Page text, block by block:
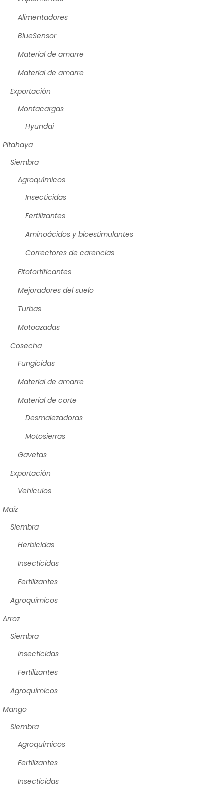
Alimentadores
BlueSensor
Material de amarre
Material de amarre
Exportación
Montacargas
Hyundai
Pitahaya
Siembra
Agroquímicos
Insecticidas
Fertilizantes
Aminoácidos y bioestimulantes
Correctores de carencias
Fitofortificantes
Mejoradores del suelo
Turbas
Motoazadas
Cosecha
Fungicidas
Material de amarre
Material de corte
Desmalezadoras
Motosierras
Gavetas
Exportación
Vehículos
Maíz
Siembra
Herbicidas
Insecticidas
Fertilizantes
Agroquímicos
Arroz
Siembra
Insecticidas
Fertilizantes
Agroquímicos
Mango
Siembra
Agroquímicos
Fertilizantes
Insecticidas